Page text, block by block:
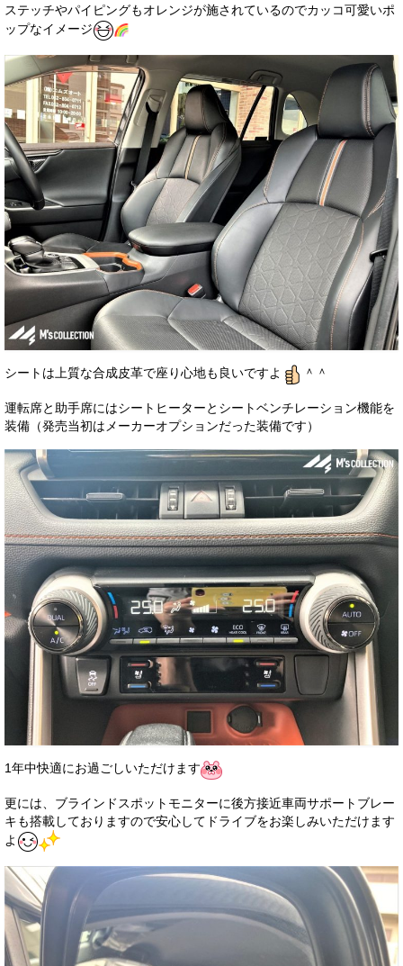
ステッチやパイピングもオレンジが施されているのでカッコ可愛いポ
ップなイメージ
シートは上質な合成皮革で座り心地も良いですよ ＾＾
運転席と助手席にはシートヒーターとシートベンチレーション機能を
装備（発売当初はメーカーオプションだった装備です）
1年中快適にお過ごしいただけます
更には、ブラインドスポットモニターに後方接近車両サポートブレー
キも搭載しておりますので安心してドライブをお楽しみいただけます
よ